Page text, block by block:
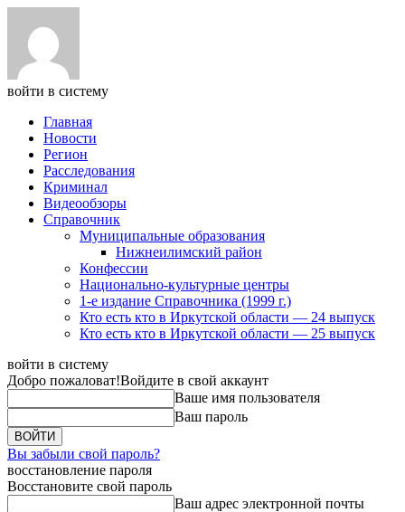
войти в систему
Главная
Новости
Регион
Расследования
Криминал
Видеообзоры
Справочник
Муниципальные образования
Нижнеилимский район
Конфессии
Национально-культурные центры
1-е издание Справочника (1999 г.)
Кто есть кто в Иркутской области — 24 выпуск
Кто есть кто в Иркутской области — 25 выпуск
войти в систему
Добро пожаловат!Войдите в свой аккаунт
Ваше имя пользователя
Ваш пароль
Вы забыли свой пароль?
восстановление пароля
Восстановите свой пароль
Ваш адрес электронной почты